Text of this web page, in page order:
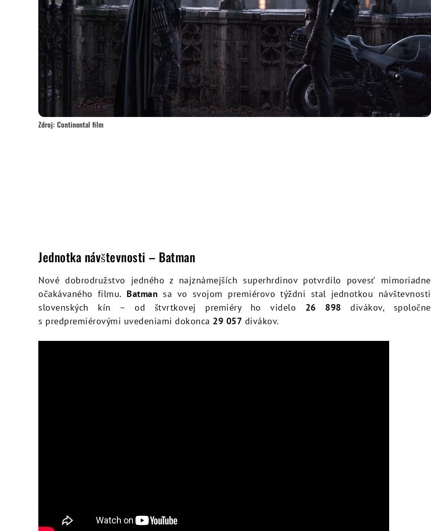
Zdroj: Continental film
Jednotka návštevnosti – Batman
Nové dobrodružstvo jedného z najznámejších superhrdinov potvrdilo povesť mimoriadne
očakávaného filmu. Batman sa vo svojom premiérovo týždni stal jednotkou návštevnosti
slovenských kín – od štvrtkovej premiéry ho videlo 26 898 divákov, spoločne
s predpremiérovými uvedeniami dokonca 29 057 divákov.